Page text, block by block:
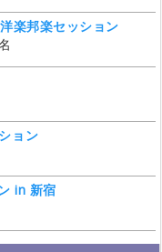
楽邦楽セッション
ョン
in 新宿